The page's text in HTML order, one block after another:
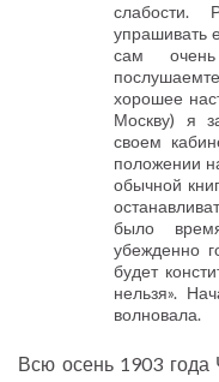
слабости.
упрашивать
сам очень
хорошее
Москву) я
своем
положении
обычной
было
убежденно
будет
нельзя».
волновала.
Всю осень 1903 года